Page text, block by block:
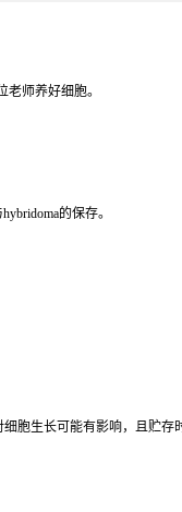
师养好细胞。
的保存。
胞生长可能有影响，且贮存